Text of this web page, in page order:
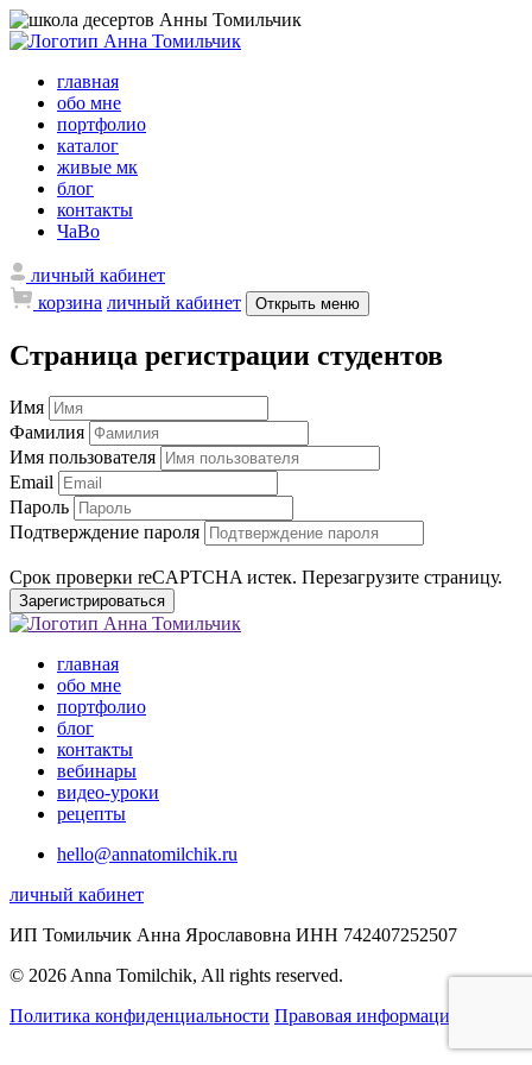
главная
обо мне
портфолио
каталог
живые мк
блог
контакты
ЧаВо
личный кабинет
корзина личный кабинет Открыть меню
Страница регистрации студентов
Имя
Фамилия
Имя пользователя
Email
Пароль
Подтверждение пароля
Срок проверки reCAPTCHA истек. Перезагрузите страницу.
Зарегистрироваться
главная
обо мне
портфолио
блог
контакты
вебинары
видео-уроки
рецепты
hello@annatomilchik.ru
личный кабинет
ИП Томильчик Анна Ярославовна ИНН 742407252507
© 2026 Anna Tomilchik, All rights reserved.
Политика конфиденциальности Правовая информация